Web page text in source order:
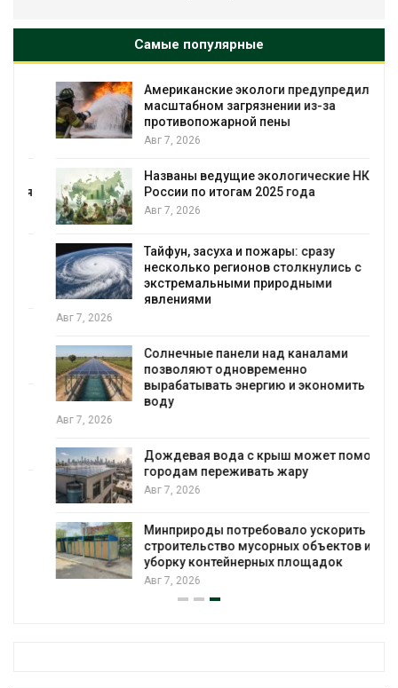
Самые популярные
Американские экологи предупредили о
масштабном загрязнении из-за
противопожарной пены
Авг 7, 2026
Названы ведущие экологические НКО
России по итогам 2025 года
Авг 7, 2026
Тайфун, засуха и пожары: сразу
несколько регионов столкнулись с
экстремальными природными
явлениями
Авг 7, 2026
Солнечные панели над каналами
позволяют одновременно
вырабатывать энергию и экономить
воду
Авг 7, 2026
Дождевая вода с крыш может помочь
городам переживать жару
Авг 7, 2026
Минприроды потребовало ускорить
строительство мусорных объектов и
уборку контейнерных площадок
Авг 7, 2026